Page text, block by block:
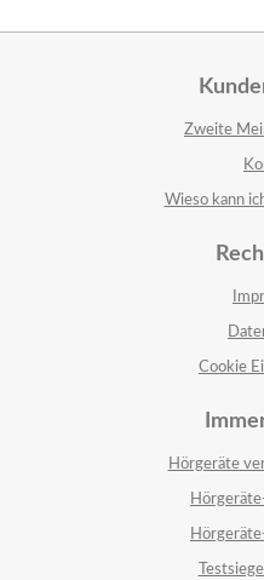
Zweite
Wieso kann
Cookie
Hörgeräte